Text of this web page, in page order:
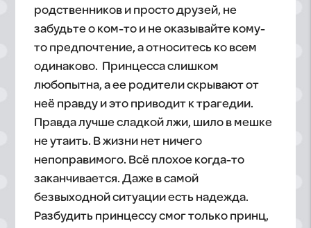
родственников и просто друзей, не
забудьте о ком-то и не оказывайте кому-
то предпочтение, а относитесь ко всем
одинаково. Принцесса слишком
любопытна, а ее родители скрывают от
неё правду и это приводит к трагедии.
Правда лучше сладкой лжи, шило в мешке
не утаить. В жизни нет ничего
непоправимого. Всё плохое когда-то
заканчивается. Даже в самой
безвыходной ситуации есть надежда.
Разбудить принцессу смог только принц,